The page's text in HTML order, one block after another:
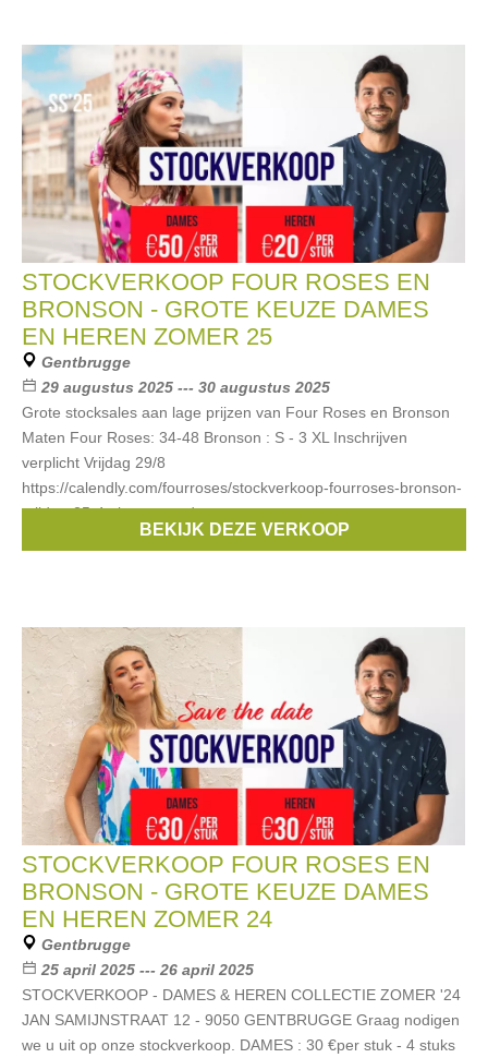
STOCKVERKOOP FOUR ROSES EN
BRONSON - GROTE KEUZE DAMES
EN HEREN ZOMER 25
Gentbrugge
29 augustus 2025 --- 30 augustus 2025
Grote stocksales aan lage prijzen van Four Roses en Bronson
Maten Four Roses: 34-48 Bronson : S - 3 XL Inschrijven
verplicht Vrijdag 29/8
https://calendly.com/fourroses/stockverkoop-fourroses-bronson-
vrijdag-25-4-clone zaterdag
Bronson,FOUR ROSES
BEKIJK DEZE VERKOOP
STOCKVERKOOP FOUR ROSES EN
BRONSON - GROTE KEUZE DAMES
EN HEREN ZOMER 24
Gentbrugge
25 april 2025 --- 26 april 2025
STOCKVERKOOP - DAMES & HEREN COLLECTIE ZOMER '24
JAN SAMIJNSTRAAT 12 - 9050 GENTBRUGGE Graag nodigen
we u uit op onze stockverkoop. DAMES : 30 €per stuk - 4 stuks